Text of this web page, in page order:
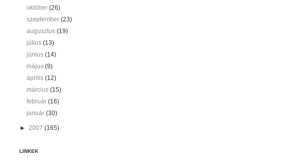
október(26)
szeptember(23)
augusztus(19)
július(13)
június(14)
május(9)
április(12)
március(15)
február(16)
január(30)
► 2007 (165)
LINKEK